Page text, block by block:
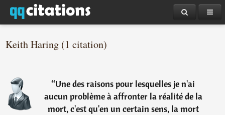
Keith Haring (1 citation)
“Une des raisons pour lesquelles je n'ai
aucun problème à affronter la réalité de la
mort, c'est qu'en un certain sens, la mort